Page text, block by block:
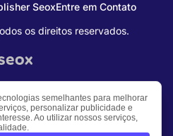
os direitos reservados.
SeoxEntre em Contato
semelhantes para melhorar
personalizar publicidade e
Ao utilizar nossos serviços,